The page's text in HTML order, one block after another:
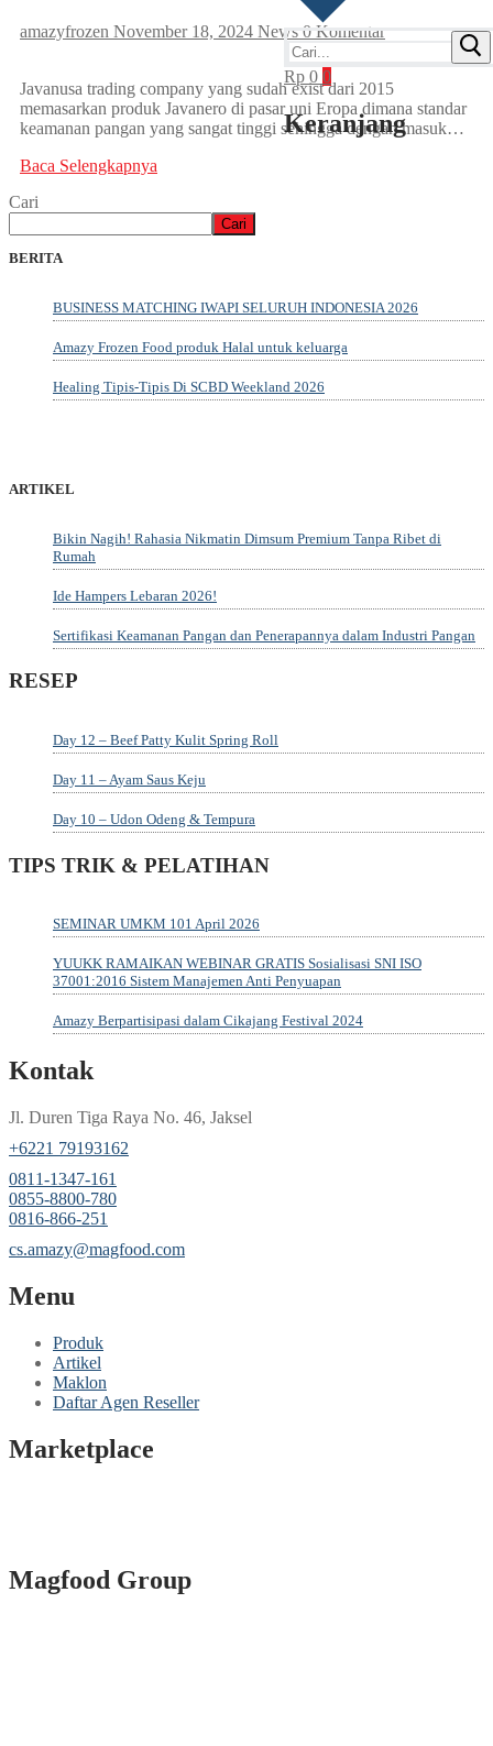
Cari:
Rp 0 0
Keranjang
amazyfrozen November 18, 2024 News 0 Komentar
Javanusa trading company yang sudah exist dari 2015
memasarkan produk Javanero di pasar uni Eropa dimana standar
keamanan pangan yang sangat tinggi sehingga dengan masuk…
Baca Selengkapnya
Cari
Cari
BERITA
BUSINESS MATCHING IWAPI SELURUH INDONESIA 2026
Amazy Frozen Food produk Halal untuk keluarga
Healing Tipis-Tipis Di SCBD Weekland 2026
ARTIKEL
Bikin Nagih! Rahasia Nikmatin Dimsum Premium Tanpa Ribet di
Rumah
Ide Hampers Lebaran 2026!
Sertifikasi Keamanan Pangan dan Penerapannya dalam Industri Pangan
RESEP
Day 12 – Beef Patty Kulit Spring Roll
Day 11 – Ayam Saus Keju
Day 10 – Udon Odeng & Tempura
TIPS TRIK & PELATIHAN
SEMINAR UMKM 101 April 2026
YUUKK RAMAIKAN WEBINAR GRATIS Sosialisasi SNI ISO
37001:2016 Sistem Manajemen Anti Penyuapan
Amazy Berpartisipasi dalam Cikajang Festival 2024
Kontak
Jl. Duren Tiga Raya No. 46, Jaksel
‎+6221 79193162
‪0811-1347-161
‪0855-8800-780
‪0816-866-251
cs.amazy@magfood.com
Menu
Produk
Artikel
Maklon
Daftar Agen Reseller
Marketplace
Magfood Group